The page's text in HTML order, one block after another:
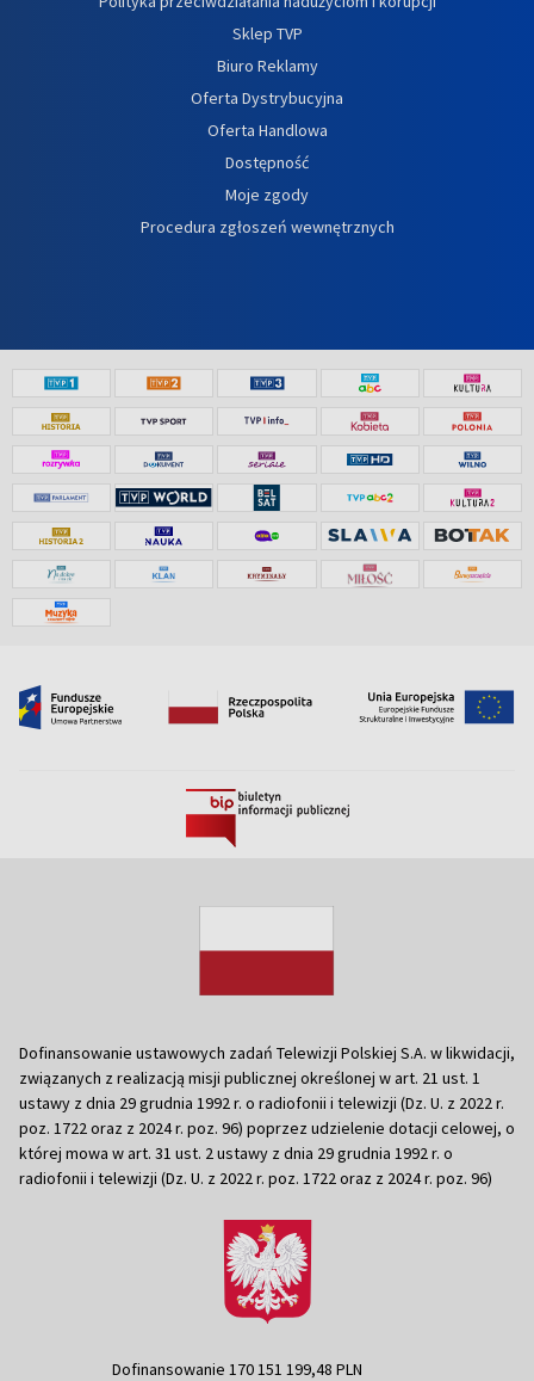
Sklep TVP
Biuro Reklamy
Oferta Dystrybucyjna
Oferta Handlowa
Dostępność
Moje zgody
Procedura zgłoszeń wewnętrznych
Dofinansowanie ustawowych zadań Telewizji Polskiej S.A. w likwidacji,
związanych z realizacją misji publicznej określonej w art. 21 ust. 1
ustawy z dnia 29 grudnia 1992 r. o radiofonii i telewizji (Dz. U. z 2022 r.
poz. 1722 oraz z 2024 r. poz. 96) poprzez udzielenie dotacji celowej, o
której mowa w art. 31 ust. 2 ustawy z dnia 29 grudnia 1992 r. o
radiofonii i telewizji (Dz. U. z 2022 r. poz. 1722 oraz z 2024 r. poz. 96)
Dofinansowanie 170 151 199,48 PLN